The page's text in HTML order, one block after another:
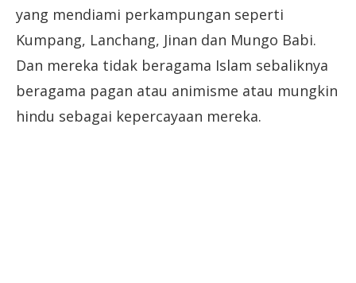
yang mendiami perkampungan seperti
Kumpang, Lanchang, Jinan dan Mungo Babi.
Dan mereka tidak beragama Islam sebaliknya
beragama pagan atau animisme atau mungkin
hindu sebagai kepercayaan mereka.